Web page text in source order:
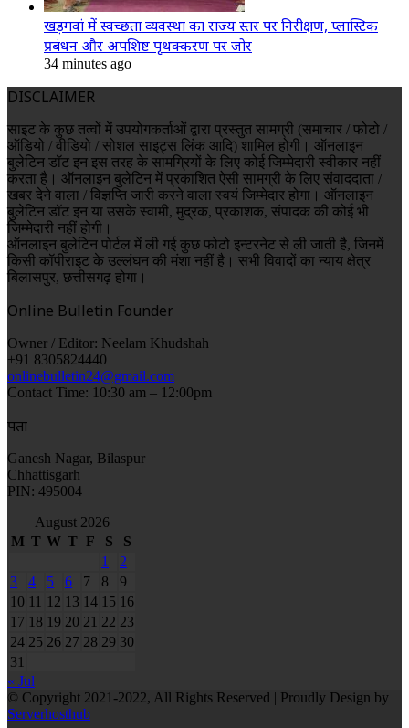
खड़गवां में स्वच्छता व्यवस्था का राज्य स्तर पर निरीक्षण, प्लास्टिक
प्रबंधन और अपशिष्ट पृथक्करण पर जोर
34 minutes ago
DISCLAIMER
साइट के कुछ तत्वों में उपयोगकर्ताओं द्वारा प्रस्तुत सामग्री (समाचार / फोटो /
ऑडियो / वीडियो / सोशल साइट्स लिंक आदि) शामिल होगी। ऑनलाइन
बुलेटिन डॉट इन इस तरह के सामग्रियों के लिए कोई जिम्मेदारी स्वीकार नहीं
करता है। ऑनलाइन बुलेटिन में प्रकाशित ऐसी सामग्री के लिए संवाददाता /
खबर देने वाला / विज्ञप्ति जारी करने वाला स्वयं जिम्मेदार होगा। ऑनलाइन
बुलेटिन डॉट इन या उसके स्वामी, मुद्रक, प्रकाशक, संपादक की कोई भी
जिम्मेदारी नहीं होगी।
ऑनलाइन बुलेटिन पोर्टल में ली गई कुछ फोटो इन्टरनेट से ली जाती है, जिनमें
किसी कॉपीराइट के उल्लंघन की मंशा नहीं है। सभी विवादों का न्याय क्षेत्र
बिलासपुर, छत्तीसगढ़ होगा।
Online Bulletin Founder
Owner / Editor: Neelam Khudshah
+91 8305824440
onlinebulletin24@gmail.com
Contact Time: 10:30 am – 12:00pm
पता
Ganesh Nagar, Bilaspur
Chhattisgarh
PIN: 495004
August 2026
M T W T F S
S
1
2
3
4 5 6 7 8
9
10 11 12 13 14 15 16
17 18 19 20 21 22 23
24 25 26 27 28 29 30
31
« Jul
© Copyright 2021-2022, All Rights Reserved | Proudly Design by
Serverhosthub